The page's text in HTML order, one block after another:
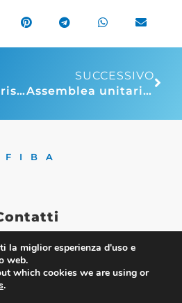
Turismo: Assoturismo – CST, bilancio estate in chiaroscuro. Presenze in calo, gli stranieri salvano la stagione
SUCCESSIVO
Assemblea unitaria c/o Sun di Rimini – 12 ottobre 2023
FIBA
60, Roma 00184
la miglior esperienza d'uso e
web.
which cookies we are using or
.